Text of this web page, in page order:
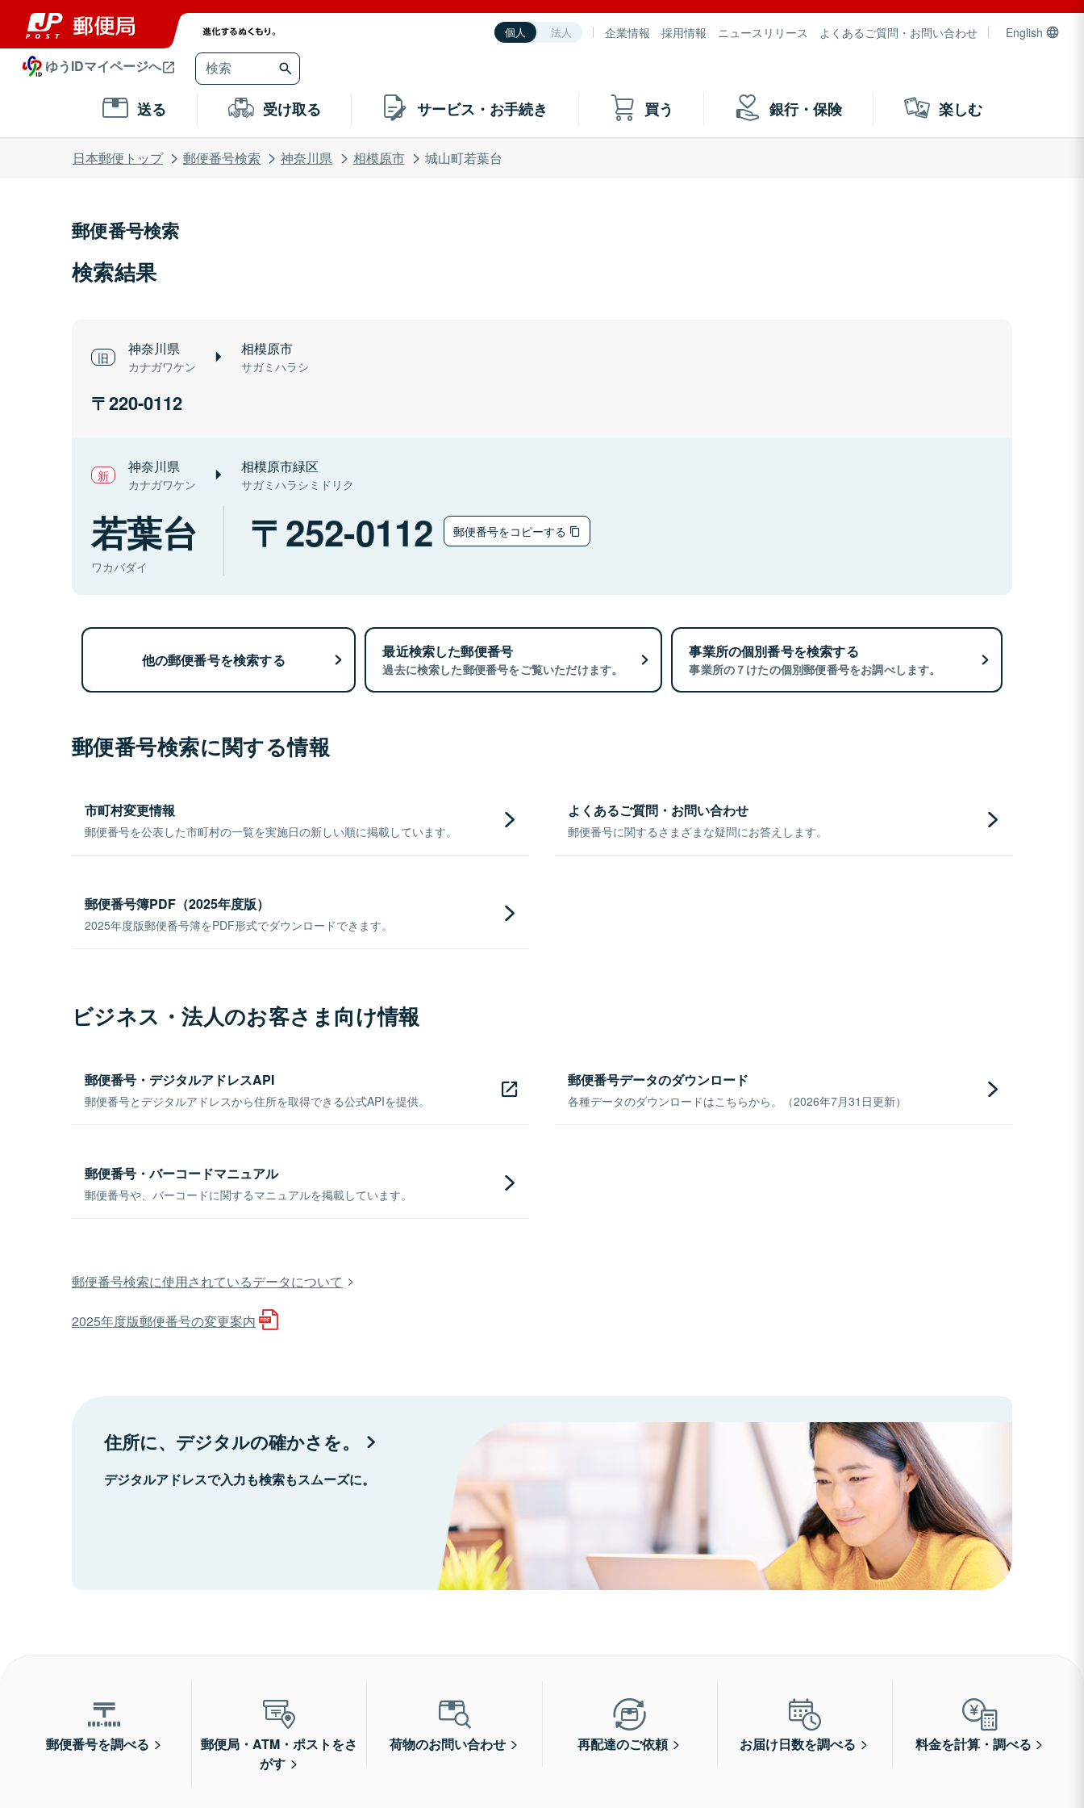
個人 法人 企業情報 採用情報 ニュースリリース よくあるご質問・お問い合わせ English
ゆうIDマイページへ
送る 受け取る サービス・お手続き 買う 銀行・保険 楽しむ
日本郵便トップ 郵便番号検索 神奈川県 相模原市 城山町若葉台
郵便番号検索
検索結果
神奈川県
カナガワケン
相模原市
サガミハラシ
220-0112
神奈川県
カナガワケン
相模原市緑区
サガミハラシミドリク
若葉台
ワカバダイ
252-0112 郵便番号をコピーする
他の郵便番号を検索する 最近検索した郵便番号
過去に検索した郵便番号をご覧いただけます。
事業所の個別番号を検索する
事業所の７けたの個別郵便番号をお調べします。
郵便番号検索に関する情報
市町村変更情報
郵便番号を公表した市町村の一覧を実施日の新しい順に掲載しています。
よくあるご質問・お問い合わせ
郵便番号に関するさまざまな疑問にお答えします。
郵便番号簿PDF（2025年度版）
2025年度版郵便番号簿をPDF形式でダウンロードできます。
ビジネス・法人のお客さま向け情報
郵便番号・デジタルアドレスAPI
郵便番号とデジタルアドレスから住所を取得できる公式APIを提供。
郵便番号データのダウンロード
各種データのダウンロードはこちらから。（2026年7月31日更新）
郵便番号・バーコードマニュアル
郵便番号や、バーコードに関するマニュアルを掲載しています。
郵便番号検索に使用されているデータについて
2025年度版郵便番号の変更案内
住所に、デジタルの確かさを。
デジタルアドレスで入力も検索もスムーズに。
郵便番号を調べる
郵便局・ATM・ポストをさ
がす
荷物のお問い合わせ 再配達のご依頼 お届け日数を調べる 料金を計算・調べる